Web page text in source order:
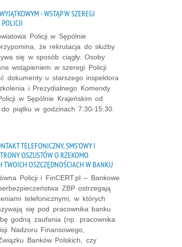
- WSTĄP W SZEREGI
Policji w Sępólnie
że rekrutacja do służby
się w sposób ciągły. Osoby
wstąpieniem w szeregi Policji
dokumenty u starszego inspektora
i Prezydialnego Komendy
w Sępólnie Krajeńskim od
do piątku w godzinach 7:30-15:30.
TELEFONICZNY, SMS’OWY I
OSZUSTÓW O RZEKOMO
TWOICH OSZCZĘDNOŚCIACH W BANKU
Policji i FinCERT.pl – Bankowe
ZBP ostrzegają
telefonicznymi, w których
się pod pracownika banku
godną zaufania (np. pracownika
Nadzoru Finansowego,
Banków Polskich, czy